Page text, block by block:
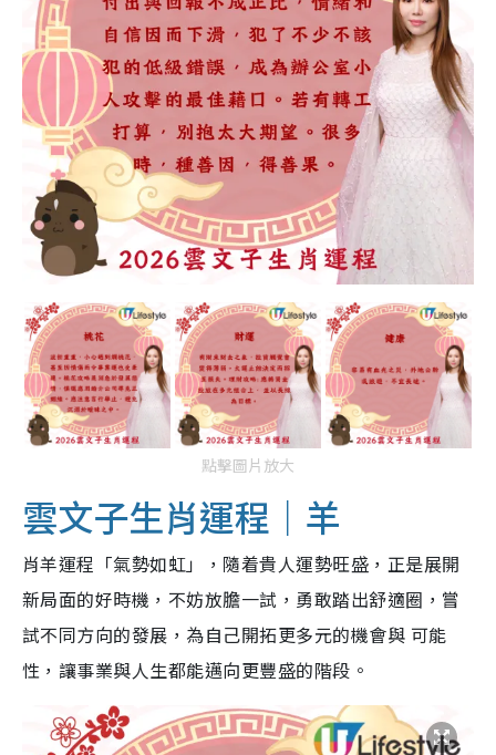
點擊圖片放大
雲文子生肖運程｜羊
肖羊運程「氣勢如虹」，隨着貴人運勢旺盛，正是展開
新局面的好時機，不妨放膽一試，勇敢踏出舒適圈，嘗
試不同方向的發展，為自己開拓更多元的機會與 可能
性，讓事業與人生都能邁向更豐盛的階段。